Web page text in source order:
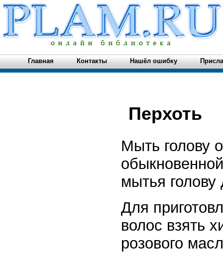
Главная Контакты Нашёл ошибку
Перхоть
Мыть голову
мытья голову
Для
волос взять
розового